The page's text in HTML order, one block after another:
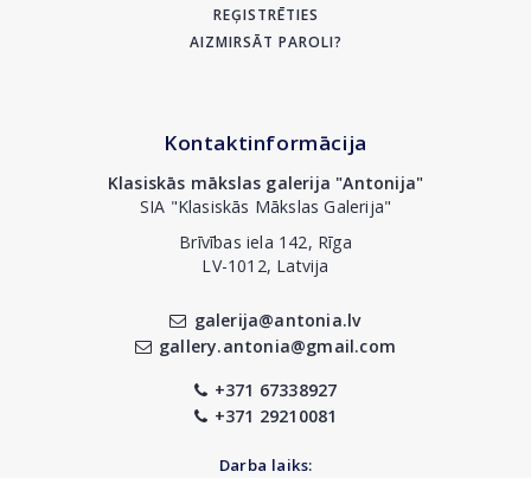
REĢISTRĒTIES
AIZMIRSĀT PAROLI?
Kontaktinformācija
Klasiskās mākslas galerija "Antonija"
SIA "Klasiskās Mākslas Galerija"
Brīvības iela 142, Rīga
LV-1012, Latvija
galerija@antonia.lv
gallery.antonia@gmail.com
+371 67338927
+371 29210081
Darba laiks: